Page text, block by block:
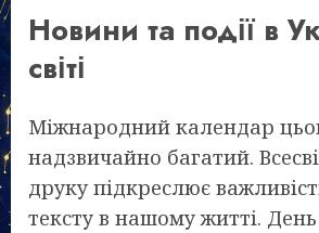
Новини та події в
світі
Міжнародний календар
надзвичайно багатий.
друку підкреслює
тексту в нашому житті.